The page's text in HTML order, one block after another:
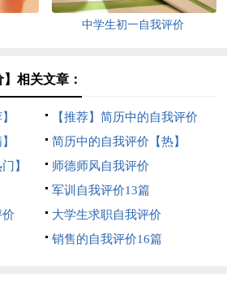
中学生初一自我评价
相关文章：
【推荐】简历中的自我评价
简历中的自我评价【热】
】
师德师风自我评价
军训自我评价13篇
价
大学生求职自我评价
销售的自我评价16篇